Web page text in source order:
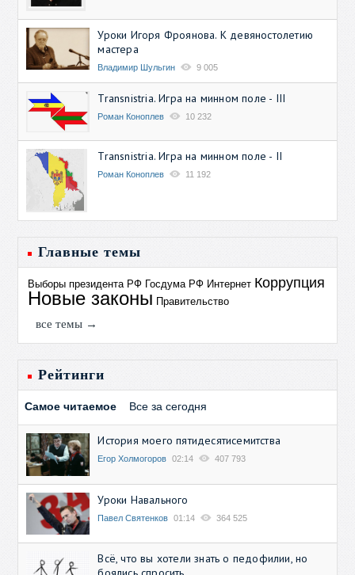
Уроки Игоря Фроянова. К девяностолетию
мастера
Владимир Шульгин 9 005
Transnistria. Игра на минном поле - III
Роман Коноплев 10 232
Transnistria. Игра на минном поле - II
Роман Коноплев 11 192
Главные темы
Выборы президента РФ Госдума РФ Интернет Коррупция
Новые законы Правительство
все темы →
Рейтинги
Самое читаемое Все за сегодня
История моего пятидесятисемитства
Егор Холмогоров 02:14 407 793
Уроки Навального
Павел Святенков 01:14 364 525
Всё, что вы хотели знать о педофилии, но